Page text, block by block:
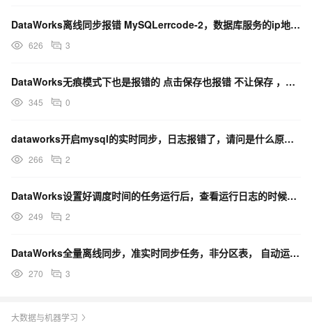
DataWorks离线同步报错 MySQLerrcode-2，数据库服务的ip地址或者port错误？
626 3
DataWorks无痕模式下也是报错的 点击保存也报错 不让保存 ，如何解决？
345 0
dataworks开启mysql的实时同步，日志报错了，请问是什么原因啊？
266 2
DataWorks设置好调度时间的任务运行后，查看运行日志的时候报错？
249 2
DataWorks全量离线同步，准实时同步任务，非分区表， 自动运行的时候会报错？
270 3
大数据与机器学习